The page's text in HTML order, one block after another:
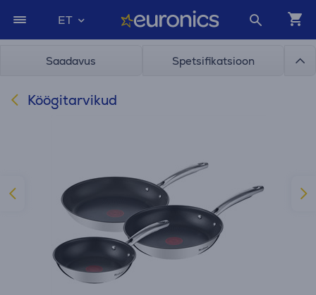
ET
Saadavus Spetsifikatsioon
Köögitarvikud